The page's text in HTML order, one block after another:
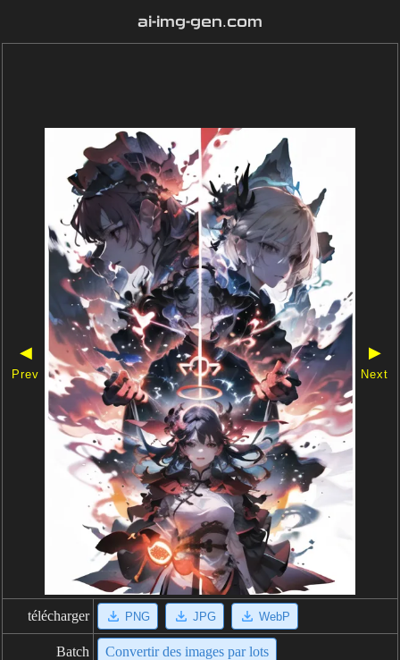
ai-img-gen.com
◀
Prev
▶
Next
télécharger PNG JPG WebP
Batch Convertir des images par lots